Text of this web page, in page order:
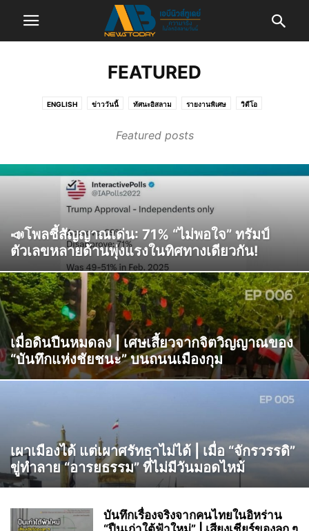
FEATURED
ENGLISH ข่าววันนี้ ทัศนะอิสลาม รายงานพิเศษ วิดีโอ
Featured posts
📣โพลชี้สัญญาณเด่น: 71% “ไม่พอใจ” ทรัมป์
ตัวเลขหลายด้านพุ่งแรงในทิศทางเดียวกัน!
เมื่อดินปืนหมดลง | เศษเสี้ยวจากจิตวิญญาณของ
“บันทึกแห่งชัยชนะ” บนถนนเมืองกุม
เผาเมืองได้ แต่เผาศรัทธาไม่ได้ | เมื่อ “จักรวรรดิ”
ขู่ทำลาย “อารยธรรม” ที่ไม่มีวันมอดไหม้
บันทึกเรื่องจริงจากคนไทยในอิหร่าน